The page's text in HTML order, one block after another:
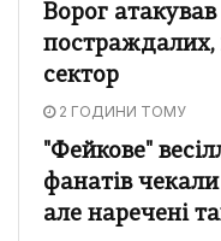
Ворог
сектор
2 ГОДИНИ ТОМУ
"Фейкове"
фанатів
але наречені